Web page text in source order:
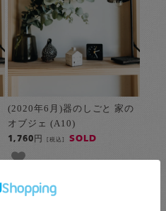
(2020年6月)器のしごと 家の
オブジェ (A10)
1,760円 [税込] SOLD